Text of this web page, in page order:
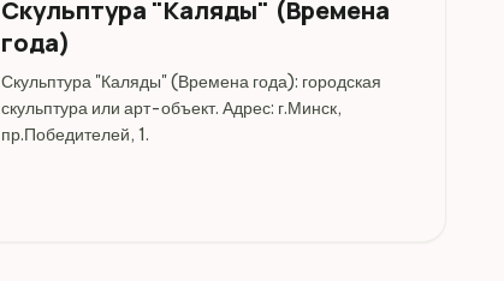
Скульптура "Каляды" (Времена
года)
Скульптура "Каляды" (Времена года): городская
скульптура или арт-объект. Адрес: г.Минск,
пр.Победителей, 1.